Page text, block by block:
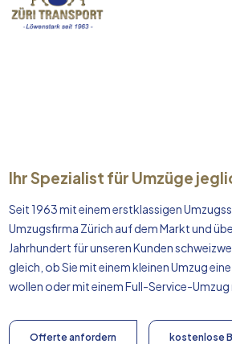
Ihr Spezialist für Umzüge
Seit 1963 mit einem erstklassigen
Umzugsfirma Zürich auf dem Markt und
Jahrhundert für unseren Kunden
gleich, ob Sie mit einem kleinen Umzug
wollen oder mit einem Full-Service-Umzug
Offerte anfordern kostenlose